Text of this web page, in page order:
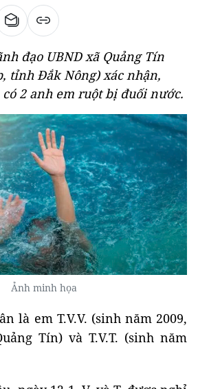
đạo UBND xã Quảng Tín
tỉnh Đắk Nông) xác nhận,
2 anh em ruột bị đuối nước.
Ảnh minh họa
là em T.V.V. (sinh năm 2009,
Tín) và T.V.T. (sinh năm